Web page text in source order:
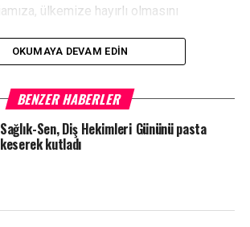
ülkemize hayırlı olmasını
YORUMLAR
OKUMAYA DEVAM EDIN
BENZER HABERLER
Sağlık-Sen, Diş Hekimleri Gününü pasta
keserek kutladı